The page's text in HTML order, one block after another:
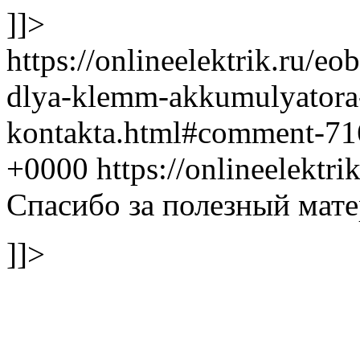
]]>
https://onlineelektrik.ru/
dlya-klemm-
kontakta.html#comment-
+0000 https://
Спасибо за полезный
]]>